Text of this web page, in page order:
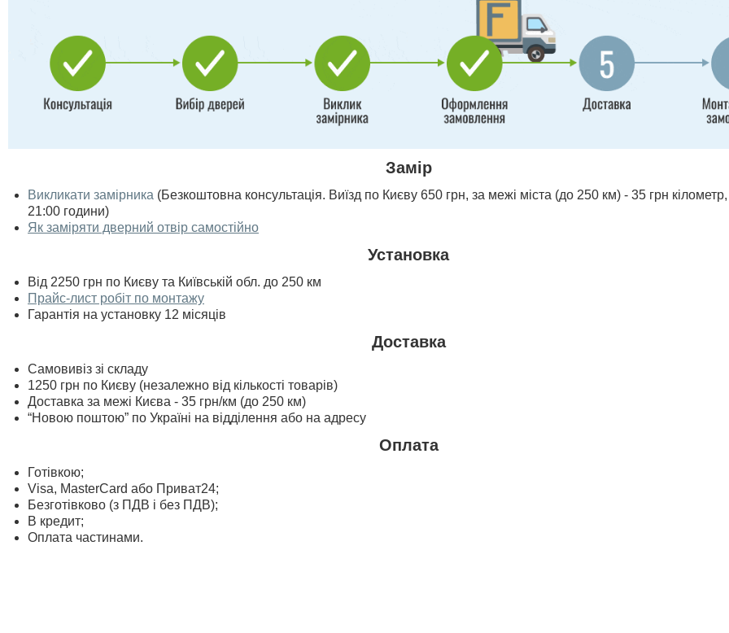
Замір
Викликати замірника (Безкоштовна консультація. Виїзд по Києву 650 грн, за межі міста (до 250 км) - 35 грн
21:00 години)
Як заміряти дверний отвір самостійно
Установка
Від 2250 грн по Києву та Київській обл. до 250 км
Прайс-лист робіт по монтажу
Гарантія на установку 12 місяців
Доставка
Самовивіз зі складу
1250 грн по Києву (незалежно від кількості товарів)
Доставка за межі Києва - 35 грн/км (до 250 км)
“Новою поштою” по Україні на відділення або на адресу
Оплата
Готівкою;
Visa, MasterСard або Приват24;
Безготівково (з ПДВ і без ПДВ);
В кредит;
Оплата частинами.